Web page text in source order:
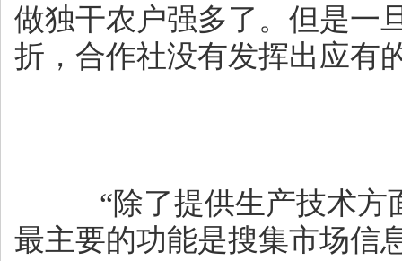
做独干农户强多了。但是一
折，合作社没有发挥出应有
“除了提供生产技术方
最主要的功能是搜集市场信